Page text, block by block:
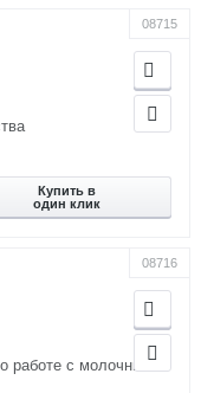
08715
Купить в
один клик
08716
работе с молочными